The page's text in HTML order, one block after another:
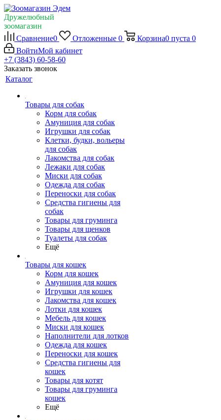
Дружелюбный
зоомагазин
Сравнение0 Отложенные 0 Корзина0 пуста 0
ВойтиМой кабинет
+7 (3843) 60-58-60
Заказать звонок
Каталог
Товары для собак
Корм для собак
Амуниция для собак
Игрушки для собак
Клетки, будки, вольеры
для собак
Лакомства для собак
Лежаки для собак
Миски для собак
Одежда для собак
Переноски для собак
Средства гигиены для
собак
Товары для груминга
Товары для щенков
Туалеты для собак
Ещё
Товары для кошек
Корм для кошек
Амуниция для кошек
Игрушки для кошек
Лакомства для кошек
Лотки для кошек
Мебель для кошек
Миски для кошек
Наполнители для лотков
Одежда для кошек
Переноски для кошек
Средства гигиены для
кошек
Товары для котят
Товары для груминга
кошек
Ещё